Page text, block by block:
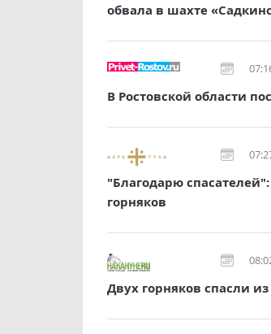
обвала в шахте
В Ростовской области
"Благодарю
горняков
Двух горняков спасли